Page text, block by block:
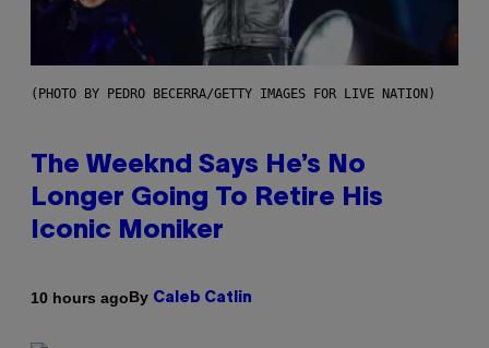
(PHOTO BY PEDRO BECERRA/GETTY IMAGES FOR LIVE NATION)
The Weeknd Says He’s No
Longer Going To Retire His
Iconic Moniker
10 hours agoBy Caleb Catlin